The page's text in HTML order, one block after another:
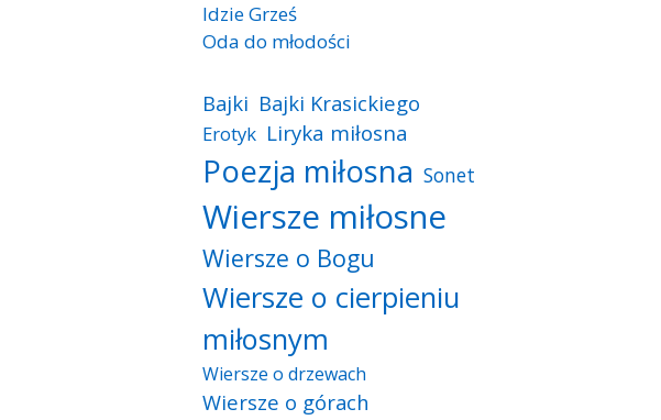
Idzie Grześ
Oda do młodości
Bajki Bajki Krasickiego
Erotyk Liryka miłosna
Poezja miłosna Sonet
Wiersze miłosne
Wiersze o Bogu
Wiersze o cierpieniu
miłosnym
Wiersze o drzewach
Wiersze o górach